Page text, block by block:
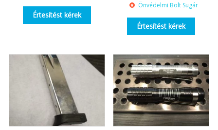
Értesítést kérek
Önvédelmi Bolt Sugár
Értesítést kérek